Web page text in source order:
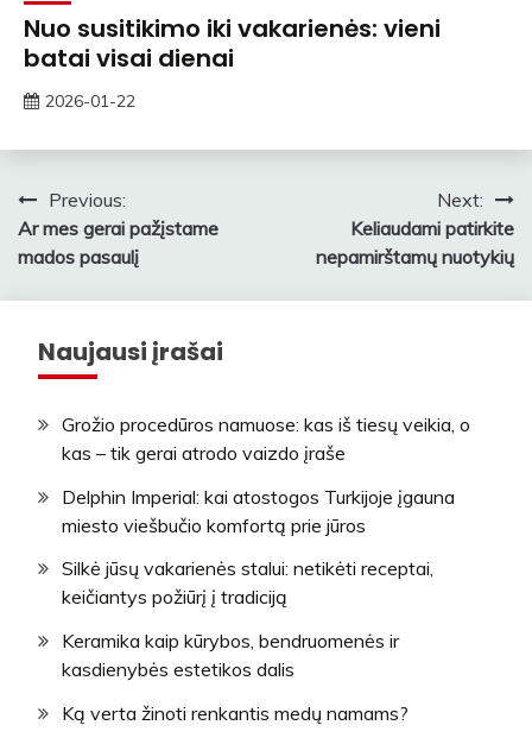
Nuo susitikimo iki vakarienės: vieni
batai visai dienai
2026-01-22
Navigacija
tarp
įrašų
Previous:
Ar mes gerai pažįstame
mados pasaulį
Next:
Keliaudami patirkite
nepamirštamų nuotykių
Naujausi įrašai
Grožio procedūros namuose: kas iš tiesų veikia, o
kas – tik gerai atrodo vaizdo įraše
Delphin Imperial: kai atostogos Turkijoje įgauna
miesto viešbučio komfortą prie jūros
Silkė jūsų vakarienės stalui: netikėti receptai,
keičiantys požiūrį į tradiciją
Keramika kaip kūrybos, bendruomenės ir
kasdienybės estetikos dalis
Ką verta žinoti renkantis medų namams?